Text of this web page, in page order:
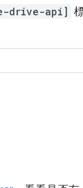
drive-api]